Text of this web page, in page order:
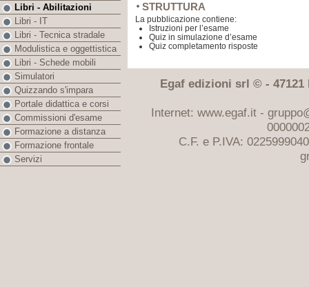
STRUTTURA
La pubblicazione contiene:
Istruzioni per l’esame
Quiz in simulazione d’esame
Quiz completamento risposte
Egaf edizioni srl © - 47121
Internet: www.egaf.it -
C.F. e P.IVA:
Libri - Abilitazioni
Libri - IT
Libri - Tecnica stradale
Modulistica e oggettistica
Libri - Schede mobili
Simulatori
Quizzando s'impara
Portale didattica e corsi
Commissioni d'esame
Formazione a distanza
Formazione frontale
Servizi